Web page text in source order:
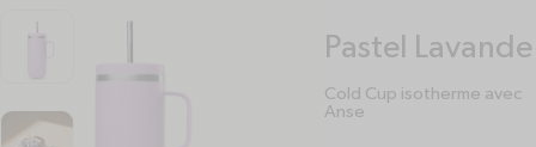
Pastel Lavande
Cold Cup isotherme avec
Anse